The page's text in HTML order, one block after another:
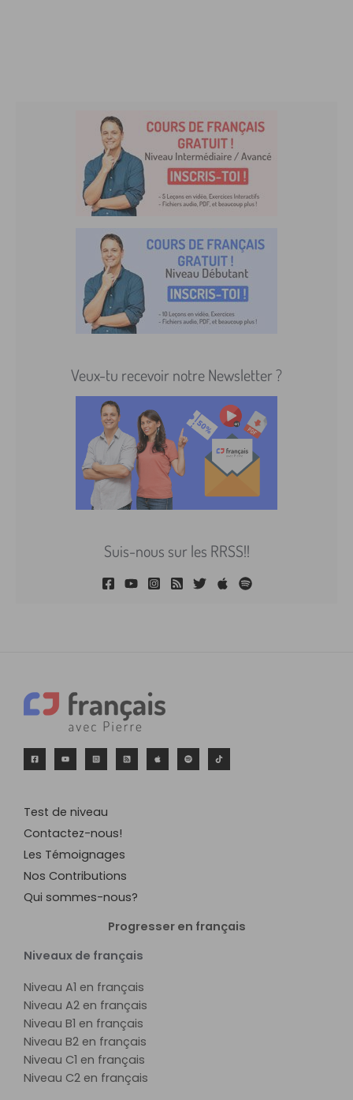
Veux-tu recevoir notre Newsletter ?
Suis-nous sur les RRSS!!
Test de niveau
Contactez-nous!
Les Témoignages
Nos Contributions
Qui sommes-nous?
Progresser en français
Niveaux de français
Niveau A1 en français
Niveau A2 en français
Niveau B1 en français
Niveau B2 en français
Niveau C1 en français
Niveau C2 en français